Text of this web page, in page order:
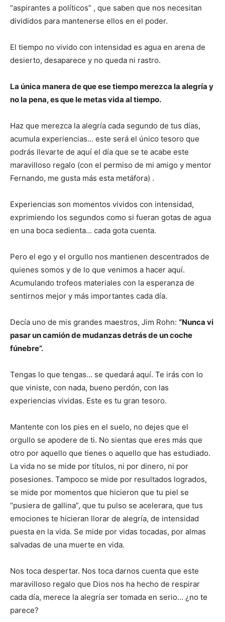
“aspirantes a políticos” , que saben que nos necesitan
divididos para mantenerse ellos en el poder.
El tiempo no vivido con intensidad es agua en arena de
desierto, desaparece y no queda ni rastro.
La única manera de que ese tiempo merezca la alegría y
no la pena, es que le metas vida al tiempo.
Haz que merezca la alegría cada segundo de tus días,
acumula experiencias… este será el único tesoro que
podrás llevarte de aquí el día que se te acabe este
maravilloso regalo (con el permiso de mi amigo y mentor
Fernando, me gusta más esta metáfora) .
Experiencias son momentos vividos con intensidad,
exprimiendo los segundos como si fueran gotas de agua
en una boca sedienta… cada gota cuenta.
Pero el ego y el orgullo nos mantienen descentrados de
quienes somos y de lo que venimos a hacer aquí.
Acumulando trofeos materiales con la esperanza de
sentirnos mejor y más importantes cada día.
Decía uno de mis grandes maestros, Jim Rohn: “Nunca vi
pasar un camión de mudanzas detrás de un coche
fúnebre”.
Tengas lo que tengas… se quedará aquí. Te irás con lo
que viniste, con nada, bueno perdón, con las
experiencias vividas. Este es tu gran tesoro.
Mantente con los pies en el suelo, no dejes que el
orgullo se apodere de ti. No sientas que eres más que
otro por aquello que tienes o aquello que has estudiado.
La vida no se mide por títulos, ni por dinero, ni por
posesiones. Tampoco se mide por resultados logrados,
se mide por momentos que hicieron que tu piel se
“pusiera de gallina”, que tu pulso se acelerara, que tus
emociones te hicieran llorar de alegría, de intensidad
puesta en la vida. Se mide por vidas tocadas, por almas
salvadas de una muerte en vida.
Nos toca despertar. Nos toca darnos cuenta que este
maravilloso regalo que Dios nos ha hecho de respirar
cada día, merece la alegría ser tomada en serio… ¿no te
parece?